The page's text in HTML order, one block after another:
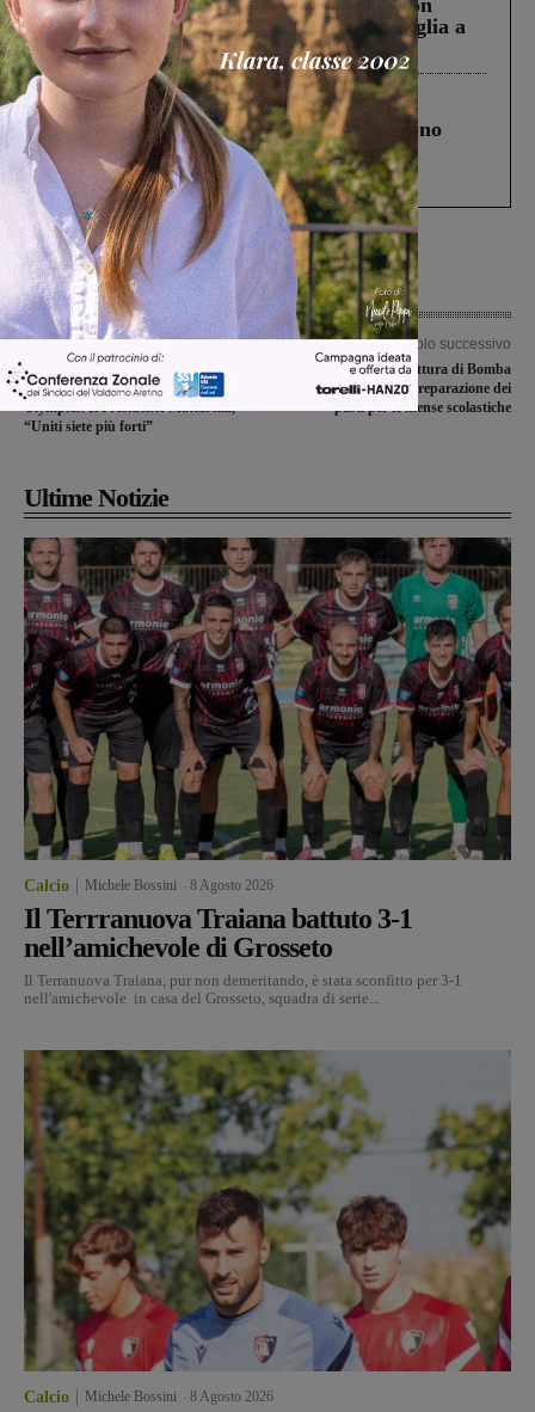
Scomparso da una struttura di Castiglion
Fiorentino l’uomo che aveva ucciso la figlia a
Levane nel 2020
Cronaca 4 Agosto 2026
Un anno fa la strage in A1 in cui morirono
Gianni, Giulia e Franco. Lo schianto, il
processo, lo stop ai sorpassi fra tir....
Articolo precedente
Celebrazione al Quirinale: presente
anche Sofia Fugazzotto per Special
Olympics. Il Presidente Mattarella,
“Uniti siete più forti”
Articolo successivo
Nel nuovo Centro cottura di Bomba
ha preso il via la preparazione dei
pasti per le mense scolastiche
Ultime Notizie
Calcio Michele Bossini 8 Agosto 2026
Il Terrranuova Traiana battuto 3-1
nell’amichevole di Grosseto
Il Terranuova Traiana, pur non demeritando, è stata sconfitto per 3-1
nell'amichevole in casa del Grosseto, squadra di serie...
Calcio Michele Bossini 8 Agosto 2026